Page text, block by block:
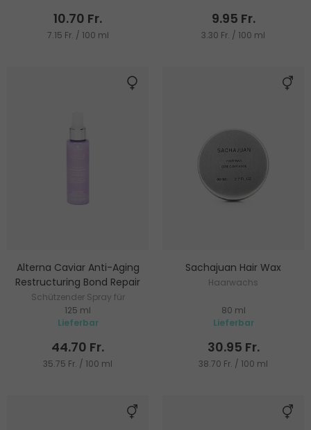
10.70 Fr.
7.15 Fr. / 100 ml
9.95 Fr.
3.30 Fr. / 100 ml
Alterna Caviar Anti-Aging
Restructuring Bond Repair
Schützender Spray für
geschädigtes Haar
125 ml
Lieferbar
44.70 Fr.
35.75 Fr. / 100 ml
Sachajuan Hair Wax
Haarwachs
80 ml
Lieferbar
30.95 Fr.
38.70 Fr. / 100 ml